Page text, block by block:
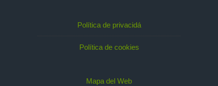
Política de privacidá
Política de cookies
Mapa del Web